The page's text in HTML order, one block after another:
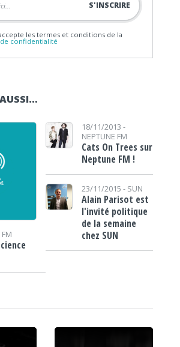
les termes et conditions de la
confidentialité
FM
18/11/2013 -
NEPTUNE FM
Cats On Trees sur
Neptune FM !
23/11/2015 - SUN
Alain Parisot est
l'invité politique
de la semaine
chez SUN